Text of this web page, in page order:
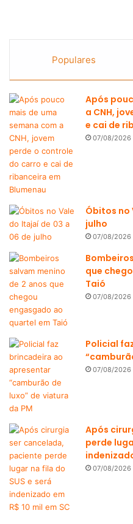
Populares
Após
a CNH,
e cai de
07/08/2026
Óbitos no
julho
07/08/2026
que
Taió
07/08/2026
Policial
07/08/2026
Após
perde
07/08/2026